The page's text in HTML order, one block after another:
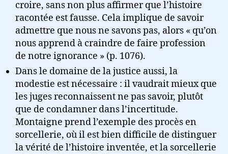
croire, sans non plus affirmer que l’histoire
racontée est fausse. Cela implique de savoir
admettre que nous ne savons pas, alors « qu’on
nous apprend à craindre de faire profession
de notre ignorance » (p. 1076).
Dans le domaine de la justice aussi, la
modestie est nécessaire : il vaudrait mieux que
les juges reconnaissent ne pas savoir, plutôt
que de condamner dans l’incertitude.
Montaigne prend l’exemple des procès en
sorcellerie, où il est bien difficile de distinguer
la vérité de l’histoire inventée, et la sorcellerie